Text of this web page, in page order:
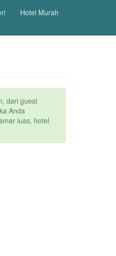
Hotel Murah
dari guest
Anda
luas, hotel